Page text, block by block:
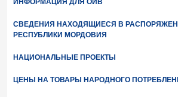
ИНФОРМАЦИЯ ДЛЯ ОИВ
СВЕДЕНИЯ НАХОДЯЩИЕСЯ В
РЕСПУБЛИКИ МОРДОВИЯ
НАЦИОНАЛЬНЫЕ ПРОЕКТЫ
ЦЕНЫ НА ТОВАРЫ НАРОДНОГО